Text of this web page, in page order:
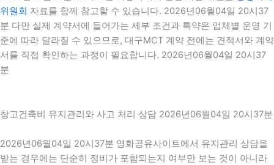
위원회 자료를 함께 참고할 수 있습니다. 2026년06월04일 20시37
분 다만 실제 계약서에 들어가는 세부 조건과 특약은 업체별 운영 기
준에 따라 달라질 수 있으므로, 대구MCT 계약 전에는 견적서와 계약
서를 직접 확인하는 과정이 필요합니다. 2026년06월04일 20시37
분
창고건축비 유지관리와 사고 처리 상담 2026년06월04일 20시37분
2026년06월04일 20시37분 영화공유사이트에서 유지관리 상담을
받는 경우에는 단순히 정비가 포함되는지 여부만 보는 것이 아니라